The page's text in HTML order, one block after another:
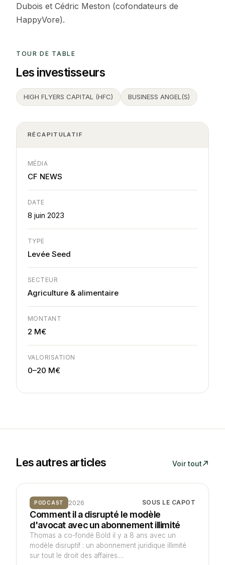
Dubois et Cédric Meston (cofondateurs de
HappyVore).
TOUR DE TABLE
Les investisseurs
HIGH FLYERS CAPITAL (HFC) BUSINESS ANGEL(S)
RÉCAPITULATIF
MÉDIA
CF NEWS
DATE
8 juin 2023
TYPE
Levée Seed
SECTEUR
Agriculture & alimentaire
MONTANT
2 M€
VALORISATION
0–20 M€
Les autres articles Voir tout
PODCAST 2026 SOUS LE CAPOT
Comment il a disrupté le modèle
d'avocat avec un abonnement illimité
Thomas a co-fondé Bold il y a 8 ans avec un
modèle disruptif : un abonnement juridique illimité
sur tout le droit des affaires....